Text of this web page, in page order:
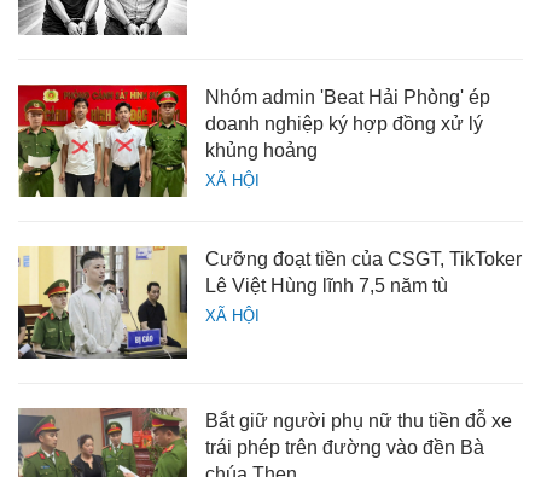
XÃ HỘI
Nhóm admin 'Beat Hải Phòng' ép
doanh nghiệp ký hợp đồng xử lý
khủng hoảng
XÃ HỘI
Cưỡng đoạt tiền của CSGT, TikToker
Lê Việt Hùng lĩnh 7,5 năm tù
Bắt giữ người phụ nữ thu tiền đỗ xe
trái phép trên đường vào đền Bà